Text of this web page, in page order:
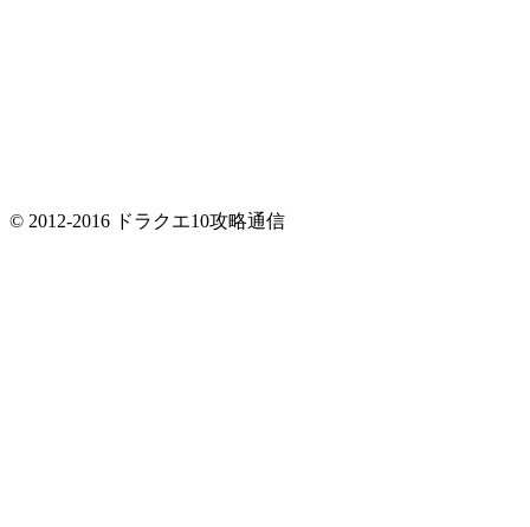
© 2012-2016 ドラクエ10攻略通信